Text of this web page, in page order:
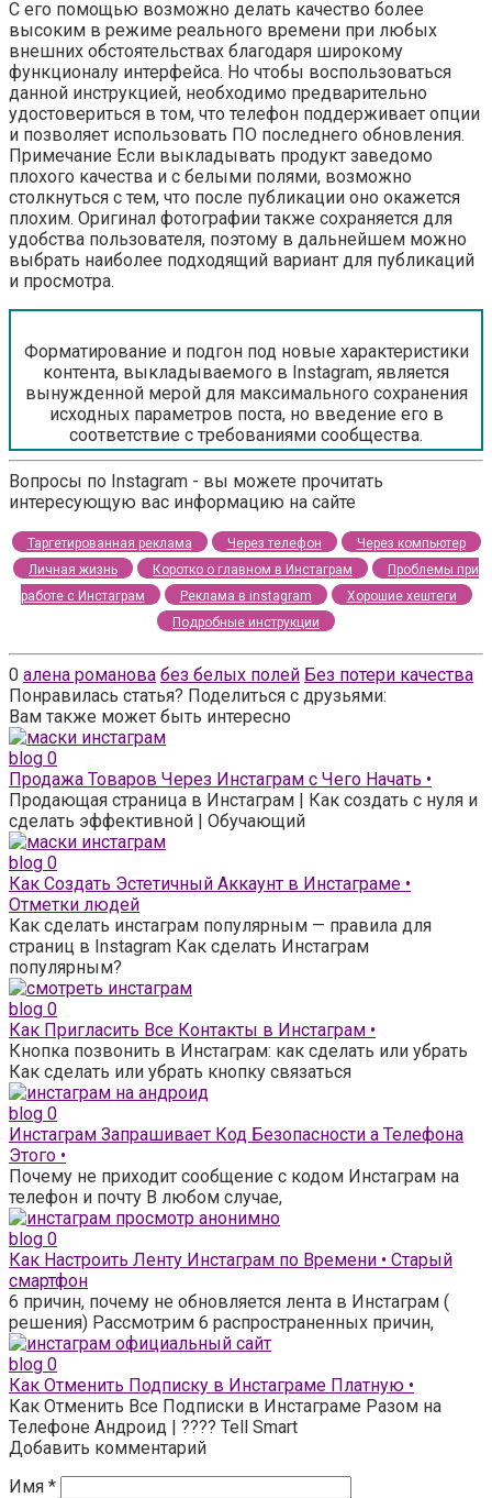
С его помощью возможно делать качество более
высоким в режиме реального времени при любых
внешних обстоятельствах благодаря широкому
функционалу интерфейса. Но чтобы воспользоваться
данной инструкцией, необходимо предварительно
удостовериться в том, что телефон поддерживает опции
и позволяет использовать ПО последнего обновления.
Примечание Если выкладывать продукт заведомо
плохого качества и с белыми полями, возможно
столкнуться с тем, что после публикации оно окажется
плохим. Оригинал фотографии также сохраняется для
удобства пользователя, поэтому в дальнейшем можно
выбрать наиболее подходящий вариант для публикаций
и просмотра.
Форматирование и подгон под новые характеристики
контента, выкладываемого в Instagram, является
вынужденной мерой для максимального сохранения
исходных параметров поста, но введение его в
соответствие с требованиями сообщества.
Вопросы по Instagram - вы можете прочитать
интересующую вас информацию на сайте
Таргетированная реклама Через телефон
Через компьютер
Личная жизнь
Коротко о главном в Инстаграм
Проблемы при
работе с Инстаграм
Реклама в instagram
Хорошие хештеги
Подробные инструкции
0 алена романова без белых полей Без потери качества
Понравилась статья? Поделиться с друзьями:
Вам также может быть интересно
blog 0
Продажа Товаров Через Инстаграм с Чего Начать •
Продающая страница в Инстаграм | Как создать с нуля и
сделать эффективной | Обучающий
blog 0
Как Создать Эстетичный Аккаунт в Инстаграме •
Отметки людей
Как сделать инстаграм популярным — правила для
страниц в Instagram Как сделать Инстаграм
популярным?
blog 0
Как Пригласить Все Контакты в Инстаграм •
Кнопка позвонить в Инстаграм: как сделать или убрать
Как сделать или убрать кнопку связаться
blog 0
Инстаграм Запрашивает Код Безопасности а Телефона
Этого •
Почему не приходит сообщение с кодом Инстаграм на
телефон и почту В любом случае,
blog 0
Как Настроить Ленту Инстаграм по Времени • Старый
смартфон
6 причин, почему не обновляется лента в Инстаграм (
решения) Рассмотрим 6 распространенных причин,
blog 0
Как Отменить Подписку в Инстаграме Платную •
Как Отменить Все Подписки в Инстаграме Разом на
Телефоне Андроид | ???? Tell Smart
Добавить комментарий
Имя *